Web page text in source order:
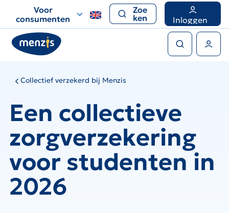
voor
snelle
navigatie
Voor
consumenten
Zoe
ken
Inloggen
Collectief verzekerd bij Menzis
Een collectieve
zorgverzekering
voor studenten in
2026